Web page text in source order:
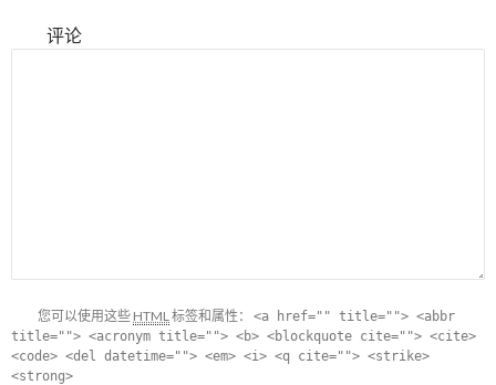
评论
您可以使用这些 HTML标签和属性： <a href="" title=""> <abbr
title=""> <acronym title=""> <b> <blockquote cite=""> <cite>
<code> <del datetime=""> <em> <i> <q cite=""> <strike>
<strong>